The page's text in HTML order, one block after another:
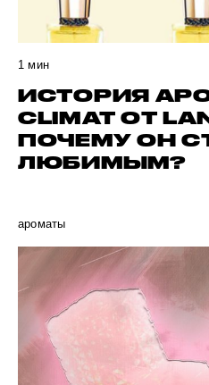
1 мин
ИСТОРИЯ
CLIMAT ОТ
ПОЧЕМУ ОН
ЛЮБИМЫМ?
ароматы